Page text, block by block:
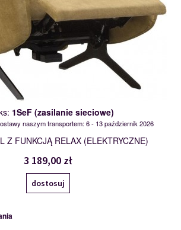
1SeF (zasilanie sieciowe)
naszym transportem: 6 - 13 październik 2026
Z FUNKCJĄ RELAX (ELEKTRYCZNE)
3 189,00 zł
dostosuj